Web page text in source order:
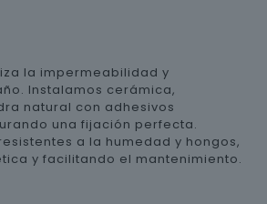
la impermeabilidad y
Instalamos cerámica,
natural con adhesivos
una fijación perfecta.
a la humedad y hongos,
y facilitando el mantenimiento.